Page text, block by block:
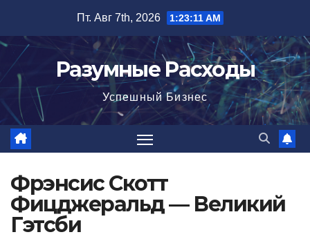
содержимому
Пт. Авг 7th, 2026 1:23:12 AM
Разумные Расходы
Успешный Бизнес
Фрэнсис Скотт
Фицджеральд — Великий
Гэтсби